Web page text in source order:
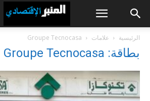
الرئيسية علامات Groupe Tecnocasa
بطاقة: Groupe Tecnocasa